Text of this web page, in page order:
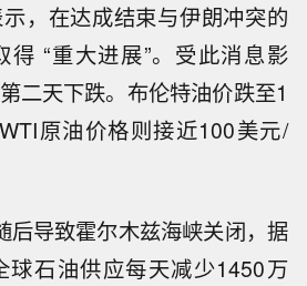
，在达成结束与伊朗冲突的
得 “重大进展”。受此消息影
二天下跌。布伦特油价跌至1
原油价格则接近100美元/
后导致霍尔木兹海峡关闭，据
球石油供应每天减少1450万